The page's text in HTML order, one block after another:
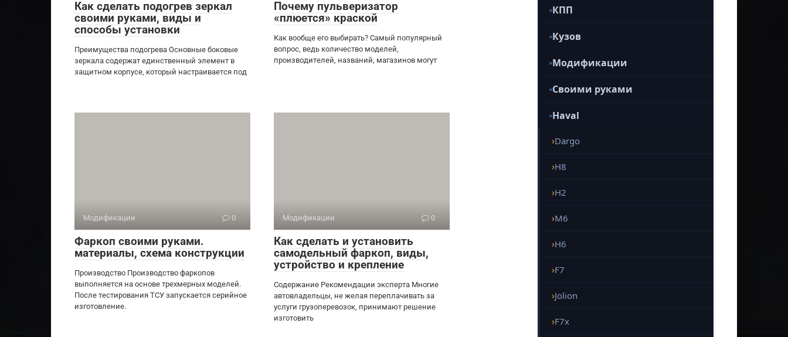
Как сделать подогрев зеркал
своими руками, виды и
способы установки
Преимущества подогрева Основные боковые
зеркала содержат единственный элемент в
защитном корпусе, который настраивается под
Почему пульверизатор
«плюется» краской
Как вообще его выбирать? Самый популярный
вопрос, ведь количество моделей,
производителей, названий, магазинов могут
Модификации 0
Фаркоп своими руками.
материалы, схема конструкции
Производство Производство фаркопов
выполняется на основе трехмерных моделей.
После тестирования ТСУ запускается серийное
изготовление.
Модификации 0
Как сделать и установить
самодельный фаркоп, виды,
устройство и крепление
Содержание Рекомендации эксперта Многие
автовладельцы, не желая переплачивать за
услуги грузоперевозок, принимают решение
изготовить
КПП
Кузов
Модификации
Своими руками
Haval
Dargo
H8
H2
M6
H6
F7
Jolion
F7x